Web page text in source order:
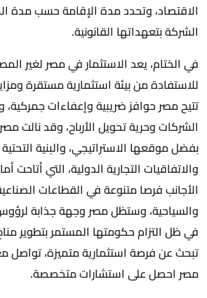
الاقتصاد، وتحدد مدة الإقامة حسب مدة
الشركة بتعهداتها القانونية.
في الختام، يعد الاستثمار في مصر لغير
للاستفادة من بيئة استثمارية مستقرة
تتيح مصر حوافز ضريبية وإعفاءات
الشركات وحرية تحويل الأرباح، وقد نالت
بفضل موقعها الاستراتيجي، والبنية
والاتفاقيات التجارية الدولية، التي أتاحت
الأجانب فرصا متنوعة في القطاعات
والسياحية، وستظل مصر وجهة جذابة
في ظل التزام حكومتها المستمر بتطوير
تبحث عن فرصة استثمارية متميزة، تواصل
مصر احصل على استشارات متخصصة.